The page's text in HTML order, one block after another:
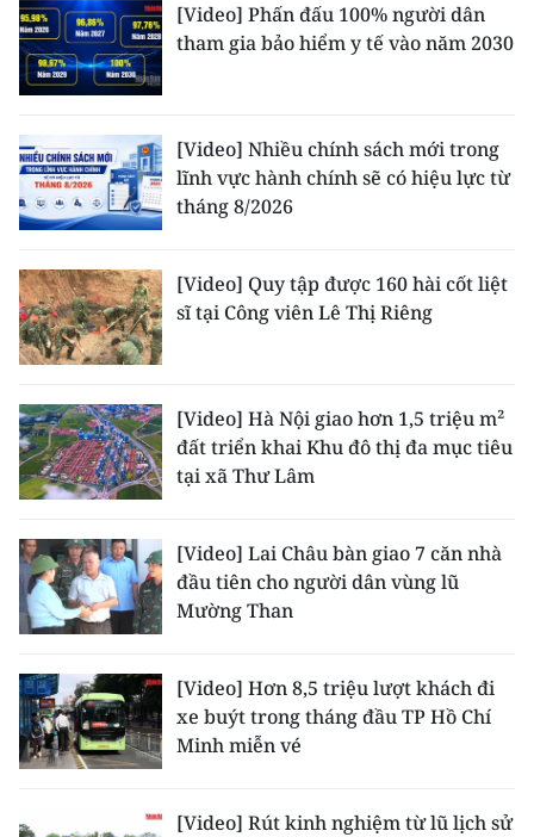
[Video] Phấn đấu 100% người dân
tham gia bảo hiểm y tế vào năm 2030
[Video] Nhiều chính sách mới trong
lĩnh vực hành chính sẽ có hiệu lực từ
tháng 8/2026
[Video] Quy tập được 160 hài cốt liệt
sĩ tại Công viên Lê Thị Riêng
[Video] Hà Nội giao hơn 1,5 triệu m²
đất triển khai Khu đô thị đa mục tiêu
tại xã Thư Lâm
[Video] Lai Châu bàn giao 7 căn nhà
đầu tiên cho người dân vùng lũ
Mường Than
[Video] Hơn 8,5 triệu lượt khách đi
xe buýt trong tháng đầu TP Hồ Chí
Minh miễn vé
[Video] Rút kinh nghiệm từ lũ lịch sử